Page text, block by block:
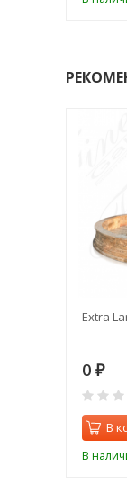
Extra
0 ₽
В
В